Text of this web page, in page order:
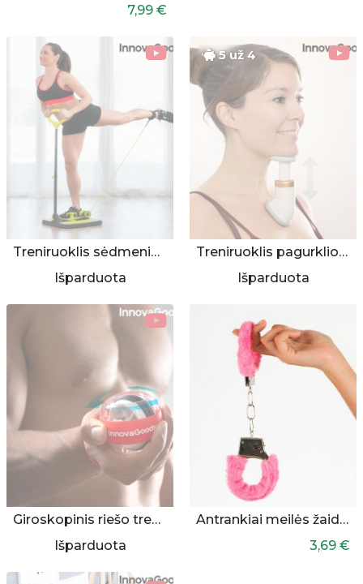
7,99 €
Treniruoklis sėdmenims ir kojoms
Išparduota
5 už 4
Treniruoklis pagurklio odos suglebėjimui mažinti
Išparduota
Giroskopinis riešo treniruoklis „Powerball“
Išparduota
Antrankiai meilės žaidimams
3,69 €